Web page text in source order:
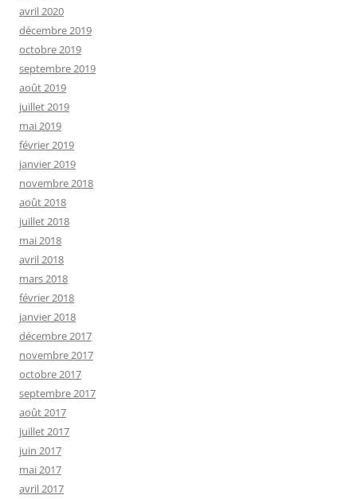
avril 2020
décembre 2019
octobre 2019
septembre 2019
août 2019
juillet 2019
mai 2019
février 2019
janvier 2019
novembre 2018
août 2018
juillet 2018
mai 2018
avril 2018
mars 2018
février 2018
janvier 2018
décembre 2017
novembre 2017
octobre 2017
septembre 2017
août 2017
juillet 2017
juin 2017
mai 2017
avril 2017